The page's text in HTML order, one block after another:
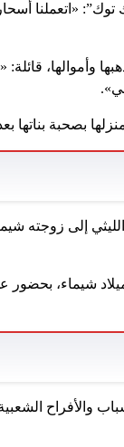
توك”: «اتعملنا
وأموالها،
بصحبة بناتها
إلى زوجته
شيماء،
والأفراح